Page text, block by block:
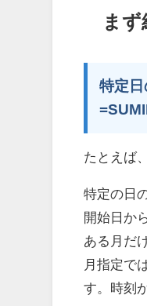
ま
特定
たとえば
特定の日
開始日か
ある月だ
月指定で
す。時刻